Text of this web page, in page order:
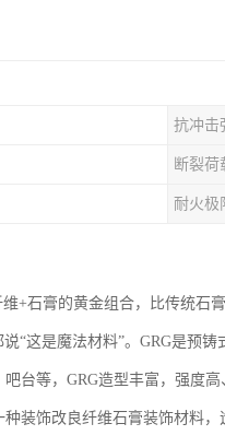
抗冲击
断裂荷
耐火极
+石膏的黄金组合，比传统石
“这是魔法材料”。GRG是预
台等，GRG造型丰富，强度高
装饰改良纤维石膏装饰材料